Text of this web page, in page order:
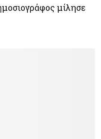
μίλησε